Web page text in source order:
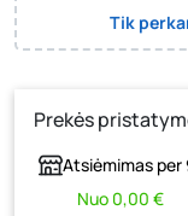
Tik
Prekės
Atsiėmimas
Nuo 0,00 €